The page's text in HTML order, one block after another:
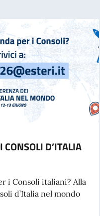
D’ITALIA
i Consoli italiani? Alla
d’Italia nel mondo